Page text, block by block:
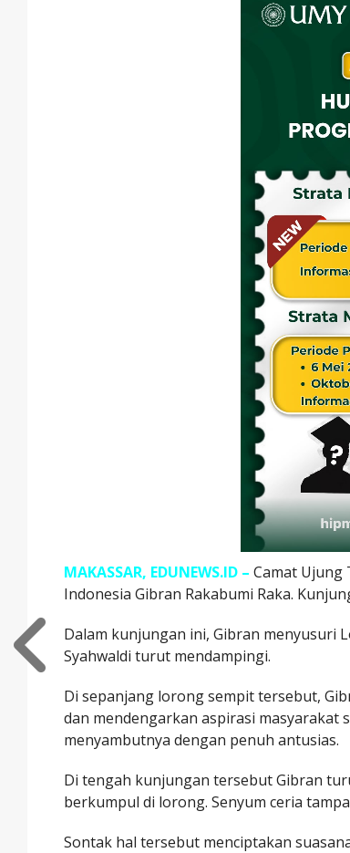
MAKASSAR, EDUNEWS.ID –Camat Ujung
Indonesia Gibran Rakabumi Raka.
Dalam kunjungan ini, Gibran menyusuri
Syahwaldi turut mendampingi.
Di sepanjang lorong sempit tersebut,
dan mendengarkan aspirasi masyarakat
menyambutnya dengan penuh antusias.
Di tengah kunjungan tersebut Gibran
berkumpul di lorong. Senyum ceria
Sontak hal tersebut menciptakan